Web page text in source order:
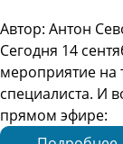
Автор: Антон
Сегодня 14
мероприятие на
специалиста. И
прямом эфире: